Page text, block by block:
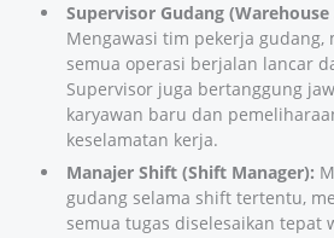
Supervisor Gudang
Mengawasi tim pekerja gudang,
semua operasi berjalan lancar
Supervisor juga bertanggung
karyawan baru dan
keselamatan kerja.
Manajer Shift (Shift Manager):
gudang selama shift tertentu,
semua tugas diselesaikan tepat